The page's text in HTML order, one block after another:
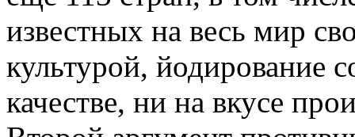
известных на весь мир
культурой, йодирование
качестве, ни на вкусе